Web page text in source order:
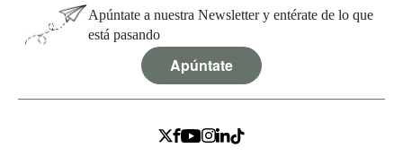
Apúntate a nuestra Newsletter y entérate de lo que
está pasando
Apúntate